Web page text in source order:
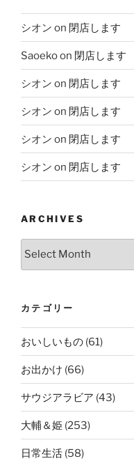
シオン on 閉店します
Saoekoon 閉店します
シオン on 閉店します
シオン on 閉店します
シオン on 閉店します
シオン on 閉店します
ARCHIVES
Archives
カテゴリー
おいしいもの (61)
お出かけ (66)
サウジアラビア (43)
大輔＆姫 (253)
日常生活 (58)